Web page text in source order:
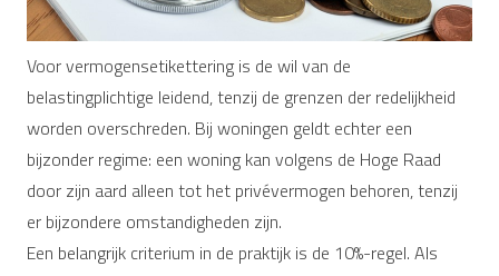
Voor vermogensetikettering is de wil van de
belastingplichtige leidend, tenzij de grenzen der redelijkheid
worden overschreden. Bij woningen geldt echter een
bijzonder regime: een woning kan volgens de Hoge Raad
door zijn aard alleen tot het privévermogen behoren, tenzij
er bijzondere omstandigheden zijn.
Een belangrijk criterium in de praktijk is de 10%-regel. Als